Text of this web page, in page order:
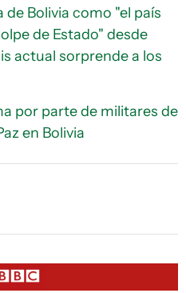
Bolivia como "el país
de Estado" desde
actual sorprende a los
por parte de militares de
en Bolivia